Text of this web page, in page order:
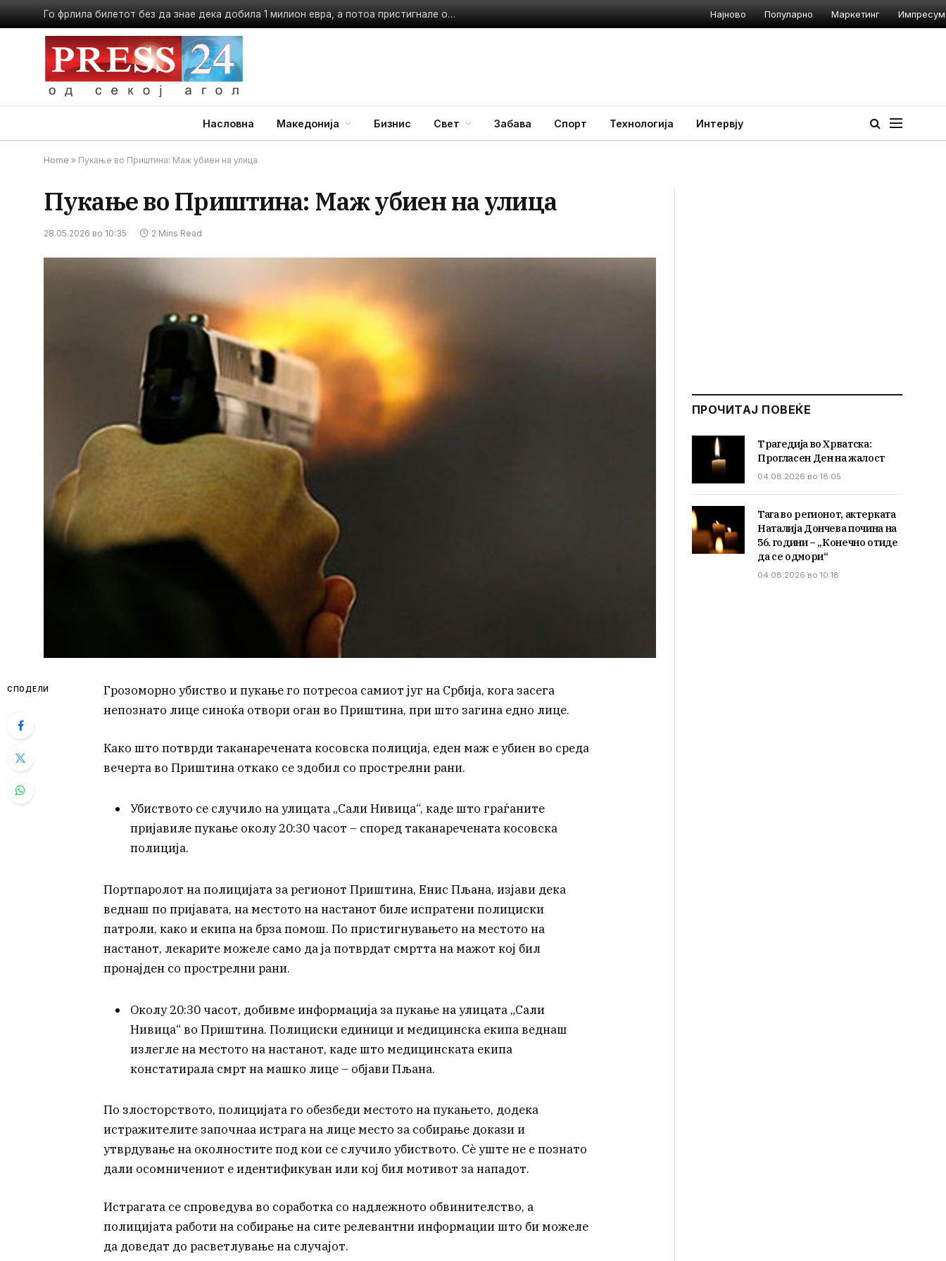
Го фрлила билетот без да знае дека добила 1 милион евра, а потоа пристигнале општинските работници: Некој плачел на крајот… Најново Популарно Маркетинг Импресум
Насловна Македонија Бизнис Свет Забава Спорт Технологија Интервју
Home » Пукање во Приштина: Маж убиен на улица
Пукање во Приштина: Маж убиен на улица
28.05.2026 во 10:35 2 Mins Read
СПОДЕЛИ
Грозоморно убиство и пукање го потресоа самиот југ на Србија, кога засега
непознато лице синоќа отвори оган во Приштина, при што загина едно лице.
Како што потврди таканаречената косовска полиција, еден маж е убиен во среда
вечерта во Приштина откако се здобил со прострелни рани.
Убиството се случило на улицата „Сали Нивица“, каде што граѓаните
пријавиле пукање околу 20:30 часот – според таканаречената косовска
полиција.
Портпаролот на полицијата за регионот Приштина, Енис Пљана, изјави дека
веднаш по пријавата, на местото на настанот биле испратени полициски
патроли, како и екипа на брза помош. По пристигнувањето на местото на
настанот, лекарите можеле само да ја потврдат смртта на мажот кој бил
пронајден со прострелни рани.
Околу 20:30 часот, добивме информација за пукање на улицата „Сали
Нивица“ во Приштина. Полициски единици и медицинска екипа веднаш
излегле на местото на настанот, каде што медицинската екипа
констатирала смрт на машко лице – објави Пљана.
По злосторството, полицијата го обезбеди местото на пукањето, додека
истражителите започнаа истрага на лице место за собирање докази и
утврдување на околностите под кои се случило убиството. Сè уште не е познато
дали осомничениот е идентификуван или кој бил мотивот за нападот.
Истрагата се спроведува во соработка со надлежното обвинителство, а
полицијата работи на собирање на сите релевантни информации што би можеле
да доведат до расветлување на случајот.
ПРОЧИТАЈ ПОВЕЌЕ
Трагедија во Хрватска:
Прогласен Ден на жалост
04.08.2026 во 18:05
Тага во регионот, актерката
Наталија Дончева почина на
56. години – „Конечно отиде
да се одмори“
04.08.2026 во 10:18